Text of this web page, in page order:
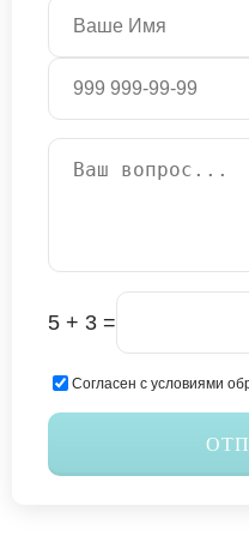
5 + 3 =
Согласен с условиями